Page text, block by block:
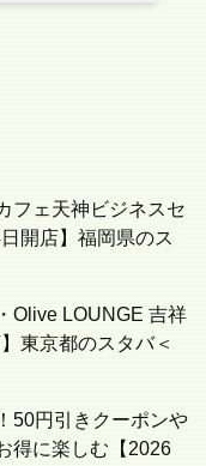
フェ天神ビジネスセ
開店】福岡県のス
Olive LOUNGE 吉祥
東京都のスタバ＜
50円引きクーポンや
得に楽しむ【2026